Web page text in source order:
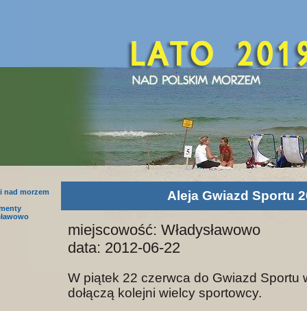
nad morzem
Aleja Gwiazd Sportu
miejscowość: Władysławowo
data: 2012-06-22
W piątek 22 czerwca do Gwiazd Sportu
dołączą kolejni wielcy sportowcy.